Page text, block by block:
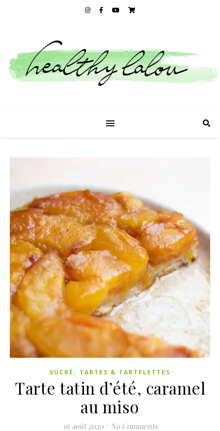
SUCRÉ , TARTES & TARTELETTES
Tarte tatin d’été, caramel
au miso
16 août 2020 / No Comments